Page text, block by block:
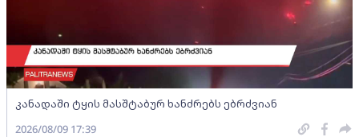
კანადაში ტყის მასშტაბურ ხანძრებს ებრძვიან
2026/08/09 17:39